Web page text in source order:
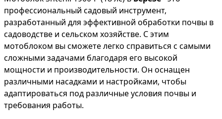
профессиональный садовый инструмент,
разработанный для эффективной обработки почвы в
садоводстве и сельском хозяйстве. С этим
мотоблоком вы сможете легко справиться с самыми
сложными задачами благодаря его высокой
мощности и производительности. Он оснащен
различными насадками и настройками, чтобы
адаптироваться под различные условия почвы и
требования работы.